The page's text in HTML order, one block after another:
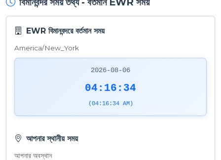
EWR বিমানবন্দরে বর্তমান সময়
America/New_York
2026-08-06
04:16:34
(04:16:34 AM)
আপনার স্থানীয় সময়
আপনার অবস্থান